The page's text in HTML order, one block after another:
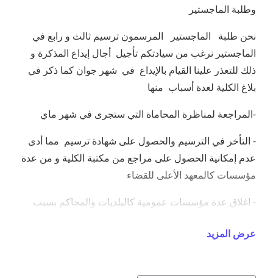
وطلبة الماجستير
نحن طلبة الماجستير المرسمون ترسيم ثالث و رابع في
الماجستير نرغب من سيادتكم تأجيل أجال إيداع المذكرة و
ذلك للتعذر علينا القيام بالإيداع في شهر جوان كما ذكر في
بلاغ الكلية لعدة أسباب منها
-المراجعة لمناظرة المحاماة التي ستجرى في شهر ماي
- التأخر في الترسيم والحصول على شهادة ترسيم مما أدى
عدم إمكانية الحصول على مراجع من مكتبة الكلية و من عدة
مؤسسات كالمعهد الأعلى للقضاء
- اغلاق عدة مؤسسات عمومية كالبلديات والمحاكم بسبب
عرض المزيد